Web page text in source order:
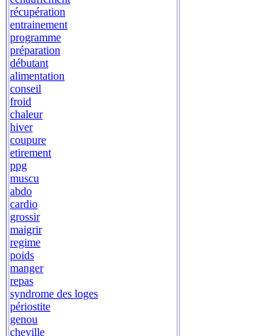
récupération
entrainement
programme
préparation
débutant
alimentation
conseil
froid
chaleur
hiver
coupure
etirement
ppg
muscu
abdo
cardio
grossir
maigrir
regime
poids
manger
repas
syndrome des loges
périostite
genou
cheville